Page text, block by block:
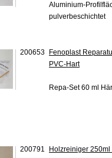
Aluminium-
pulverbeschichtet
200653
Fenoplast
PVC-Hart
Repa-Set 60 ml
200791 Holzreiniger